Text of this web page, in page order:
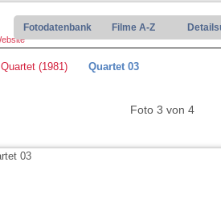
Fotodatenbank Filme A-Z
Quartet (1981) Quartet 03
Foto 3 von 4